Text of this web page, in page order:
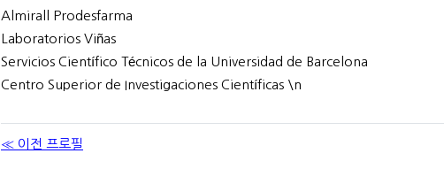
Almirall Prodesfarma
Laboratorios Viñas
Servicios Científico Técnicos de la Universidad de Barcelona
Centro Superior de Investigaciones Científicas \n
≪ 이전 프로필